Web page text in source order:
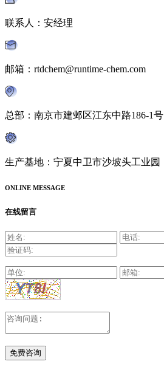
联系人：安经理
邮箱：rtdchem@runtime-chem.com
总部：南京市建邺区江东中路186-1号
生产基地：宁夏中卫市沙坡头工业园
ONLINE MESSAGE
在线留言